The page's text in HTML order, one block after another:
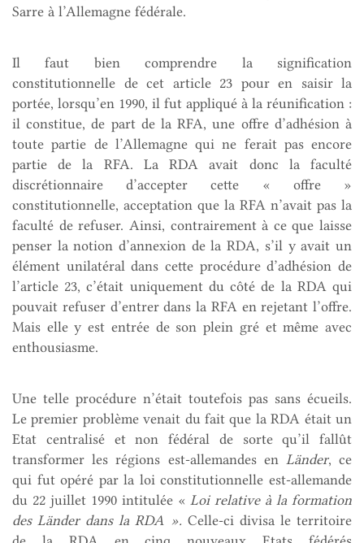
Sarre à l’Allemagne fédérale.
Il faut bien comprendre la signification
constitutionnelle de cet article 23 pour en saisir la
portée, lorsqu’en 1990, il fut appliqué à la réunification :
il constitue, de part de la RFA, une offre d’adhésion à
toute partie de l’Allemagne qui ne ferait pas encore
partie de la RFA. La RDA avait donc la faculté
discrétionnaire d’accepter cette « offre »
constitutionnelle, acceptation que la RFA n’avait pas la
faculté de refuser. Ainsi, contrairement à ce que laisse
penser la notion d’annexion de la RDA, s’il y avait un
élément unilatéral dans cette procédure d’adhésion de
l’article 23, c’était uniquement du côté de la RDA qui
pouvait refuser d’entrer dans la RFA en rejetant l’offre.
Mais elle y est entrée de son plein gré et même avec
enthousiasme.
Une telle procédure n’était toutefois pas sans écueils.
Le premier problème venait du fait que la RDA était un
Etat centralisé et non fédéral de sorte qu’il fallût
transformer les régions est-allemandes en Länder, ce
qui fut opéré par la loi constitutionnelle est-allemande
du 22 juillet 1990 intitulée « Loi relative à la formation
des Länder dans la RDA ». Celle-ci divisa le territoire